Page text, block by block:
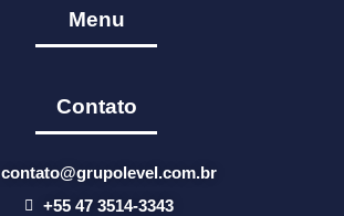
Menu
Contato
contato@grupolevel.com.br
+55 47 3514-3343